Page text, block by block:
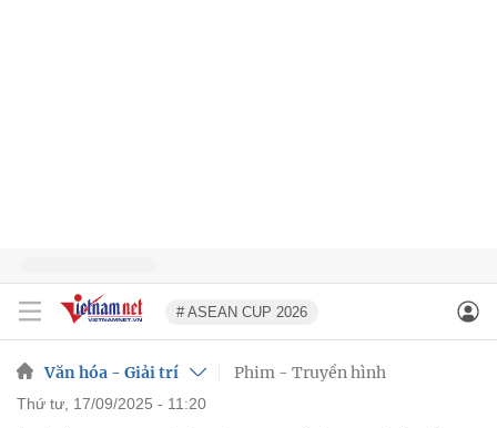
# ASEAN CUP 2026
Văn hóa - Giải trí Phim - Truyền hình
thứ tư, 17/09/2025 - 11:20